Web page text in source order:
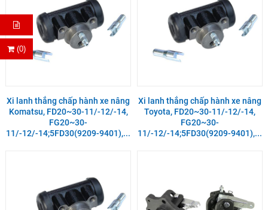
(0)
Xi lanh thắng chấp hành xe nâng
Komatsu, FD20~30-11/-12/-14,
FG20~30-
11/-12/-14;5FD30(9209-9401),...
Xi lanh thắng chấp hành xe nâng
Toyota, FD20~30-11/-12/-14,
FG20~30-
11/-12/-14;5FD30(9209-9401),...